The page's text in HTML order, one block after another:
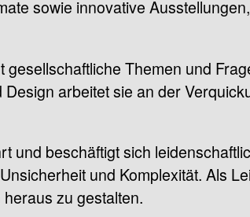
sowie innovative
Themen und
arbeitet sie an der
und beschäftigt sich
und Komplexität. Als
zu gestalten.